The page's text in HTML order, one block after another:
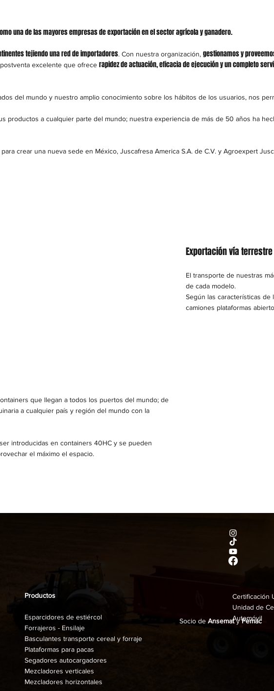
Exportación vía terrestre
El transporte de nuestras
de cada modelo.​
Según las características
camiones plataformas
una de las mayores empresas de exportación en el sector agrícola y ganadero.
tejiendo una red de importadores. Con nuestra organización,gestionamos y
excelente que ofrecerapidez de actuación, eficacia de ejecución y un completo
del mundo y nuestro amplio conocimiento sobre los hábitos de los usuarios, nos
productos a cualquier parte del mundo; nuestra experiencia de más de 50 años ha
crear una nueva sede en México, Juscafresa America S.A. de C.V. y Agroexpert
que llegan a todos los puertos del mundo; de
a cualquier país y región del mundo con la
introducidas en containers 40HC y se pueden
el máximo el espacio.
Productos
Esparcidores de estiércol
Forrajeros - Ensilaje
Basculantes transporte cereal y forraje
Plataformas para pacas
Segadores autocargadores
Mezcladores verticales
Mezcladores horizontales
Certificación
Unidad de
Automóvil
Socio deAnsematyFemac